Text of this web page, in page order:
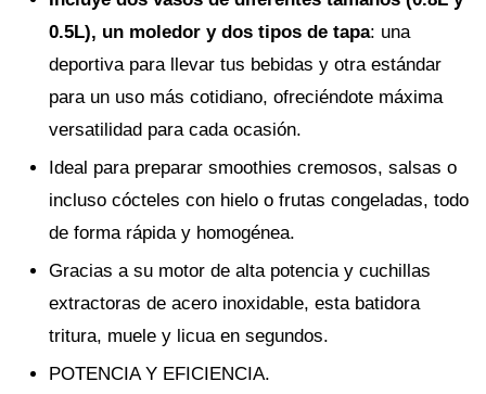
0.5L), un moledor y dos tipos de tapa: una
deportiva para llevar tus bebidas y otra estándar
para un uso más cotidiano, ofreciéndote máxima
versatilidad para cada ocasión.
Ideal para preparar smoothies cremosos, salsas o
incluso cócteles con hielo o frutas congeladas, todo
de forma rápida y homogénea.
Gracias a su motor de alta potencia y cuchillas
extractoras de acero inoxidable, esta batidora
tritura, muele y licua en segundos.
POTENCIA Y EFICIENCIA.